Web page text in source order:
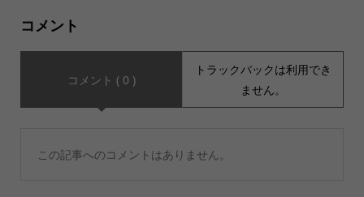
コメント
コメント ( 0 )
トラックバックは利用でき
ません。
この記事へのコメントはありません。